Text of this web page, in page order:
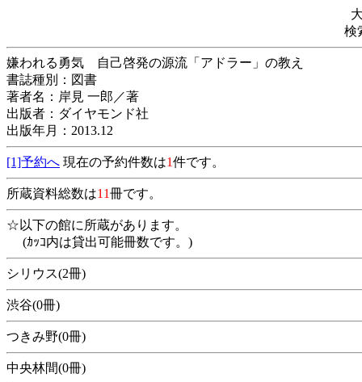
検
嫌われる勇気 自己啓発の源流「アドラー」の教え
書誌種別：図書
著者名：岸見 一郎／著
出版者：ダイヤモンド社
出版年月：2013.12
[1]予約へ 現在の予約件数は1件です。
所蔵資料総数は11冊です。
☆以下の館に所蔵があります。
(ｶｯｺ内は貸出可能冊数です。)
シリウス(2冊)
渋谷(0冊)
つきみ野(0冊)
中央林間(0冊)